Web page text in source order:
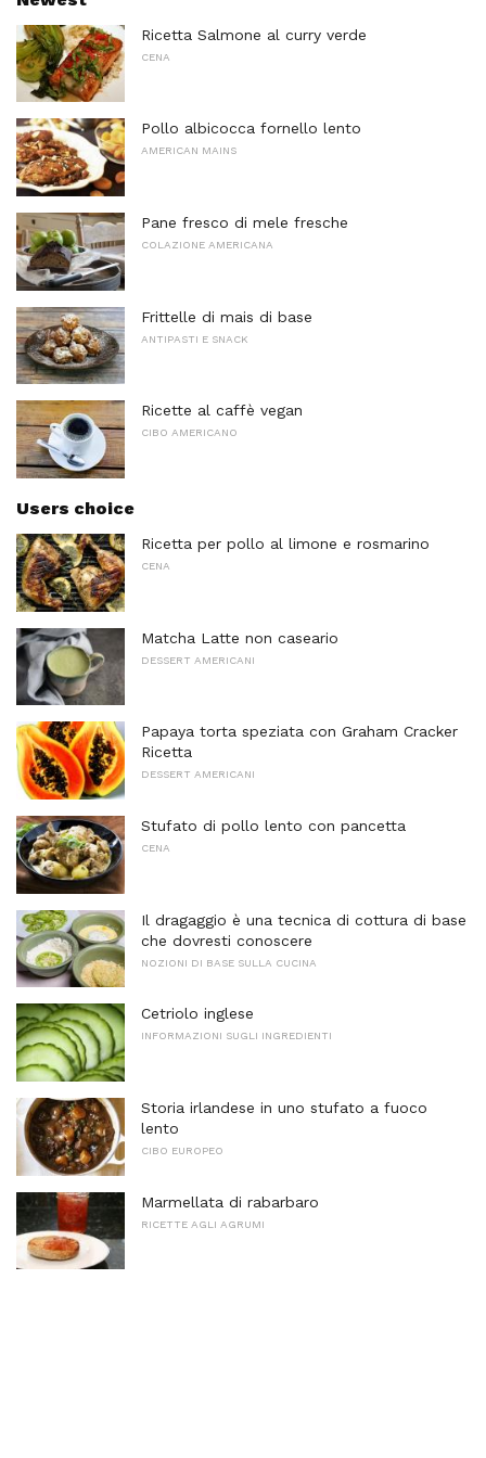
Ricetta Salmone al curry verde
CENA
Pollo albicocca fornello lento
AMERICAN MAINS
Pane fresco di mele fresche
COLAZIONE AMERICANA
Frittelle di mais di base
ANTIPASTI E SNACK
Ricette al caffè vegan
CIBO AMERICANO
Users choice
Ricetta per pollo al limone e rosmarino
CENA
Matcha Latte non caseario
DESSERT AMERICANI
Papaya torta speziata con Graham Cracker
Ricetta
DESSERT AMERICANI
Stufato di pollo lento con pancetta
CENA
Il dragaggio è una tecnica di cottura di base
che dovresti conoscere
NOZIONI DI BASE SULLA CUCINA
Cetriolo inglese
INFORMAZIONI SUGLI INGREDIENTI
Storia irlandese in uno stufato a fuoco
lento
CIBO EUROPEO
Marmellata di rabarbaro
RICETTE AGLI AGRUMI